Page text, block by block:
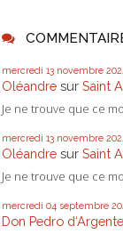
mercredi 13 novembre
Oléandre sur Saint
Je ne trouve que ce
mercredi 13 novembre
Oléandre sur Saint
Je ne trouve que ce
mercredi 04 septembre
Don Pedro